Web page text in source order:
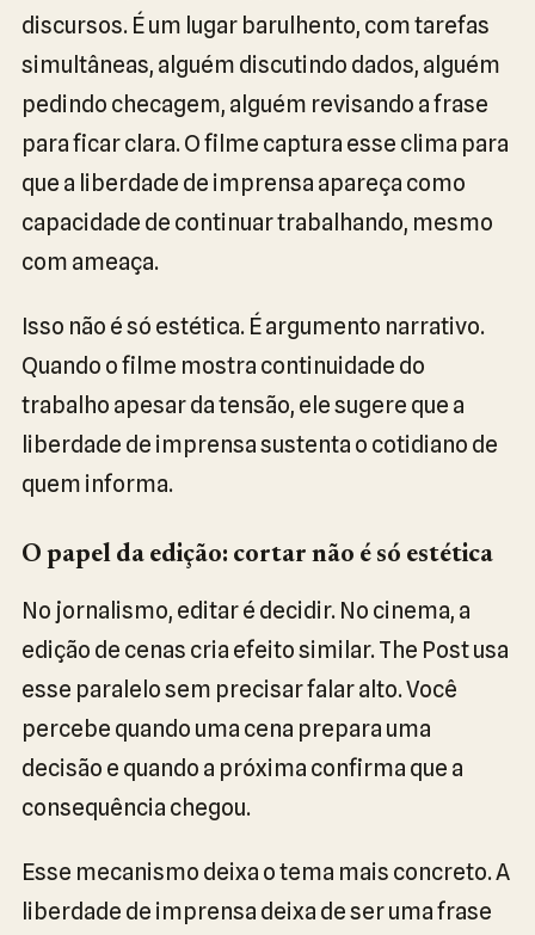
discursos. É um lugar barulhento, com tarefas
simultâneas, alguém discutindo dados, alguém
pedindo checagem, alguém revisando a frase
para ficar clara. O filme captura esse clima para
que a liberdade de imprensa apareça como
capacidade de continuar trabalhando, mesmo
com ameaça.
Isso não é só estética. É argumento narrativo.
Quando o filme mostra continuidade do
trabalho apesar da tensão, ele sugere que a
liberdade de imprensa sustenta o cotidiano de
quem informa.
O papel da edição: cortar não é só estética
No jornalismo, editar é decidir. No cinema, a
edição de cenas cria efeito similar. The Post usa
esse paralelo sem precisar falar alto. Você
percebe quando uma cena prepara uma
decisão e quando a próxima confirma que a
consequência chegou.
Esse mecanismo deixa o tema mais concreto. A
liberdade de imprensa deixa de ser uma frase